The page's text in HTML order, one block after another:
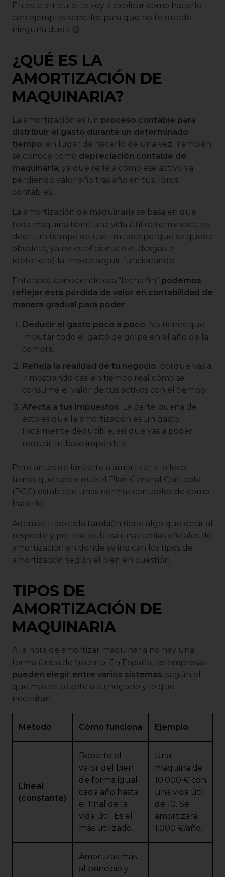
En este artículo, te voy a explicar cómo hacerlo
con ejemplos sencillos para que no te quede
ninguna duda 😉
¿QUÉ ES LA
AMORTIZACIÓN DE
MAQUINARIA?
La amortización es un proceso contable para
distribuir el gasto durante un determinado
tiempo, en lugar de hacerlo de una vez. También
se conoce como depreciación contable de
maquinaria, ya que refleja cómo ese activo va
perdiendo valor año tras año en tus libros
contables.
La amortización de maquinaria se basa en que
toda máquina tiene una vida útil determinada, es
decir, un tiempo de uso limitado porque se queda
obsoleta, ya no es eficiente o el desgaste
(deterioro) la impide seguir funcionando.
Entonces, conociendo esa “fecha fin” podemos
reflejar esta pérdida de valor en contabilidad de
manera gradual para poder:
Deducir el gasto poco a poco. No tienes que
imputar todo el gasto de golpe en el año de la
compra.
Refleja la realidad de tu negocio, porque vas a
ir mostrando casi en tiempo real cómo se
consume el valor de tus activos con el tiempo.
Afecta a tus impuestos. La parte buena de
esto es que la amortización es un gasto
fiscalmente deducible, así que vas a poder
reducir tu base imponible.
Pero antes de lanzarte a amortizar a lo loco,
tienes que saber que el Plan General Contable
(PGC) establece unas normas contables de cómo
hacerlo.
Además, Hacienda también tiene algo que decir al
respecto y por eso publica unas tablas oficiales de
amortización en donde se indican los tipos de
amortización según el bien en cuestión.
TIPOS DE
AMORTIZACIÓN DE
MAQUINARIA
A la hora de amortizar maquinaria no hay una
forma única de hacerlo. En España, las empresas
pueden elegir entre varios sistemas, según el
que más se adapte a su negocio y lo que
necesitan.
Método Cómo funciona Ejemplo
Lineal
(constante)
Reparte el
valor del bien
de forma igual
cada año hasta
el final de la
vida útil. Es el
más utilizado.
Una
máquina de
10.000 € con
una vida útil
de 10. Se
amortizará
1.000 €/año.
Amortizas más
al principio y